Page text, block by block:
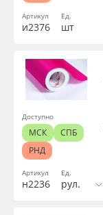
Артикул
и2376
Ед.
шт
Артикул
н2236
Ед.
рул.
Доступно
МСК
СПБ
РНД